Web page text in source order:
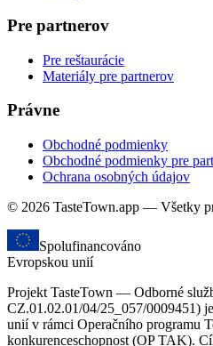
Pre partnerov
Pre reštaurácie
Materiály pre partnerov
Právne
Obchodné podmienky
Obchodné podmienky pre
Ochrana osobných údajov
© 2026 TasteTown.app — Všetky
Spolufinancováno
Evropskou unií
Projekt TasteTown — Odborné
CZ.01.02.01/04/25_057/0009451)
unií v rámci Operačního programu
konkurenceschopnost (OP TAK).